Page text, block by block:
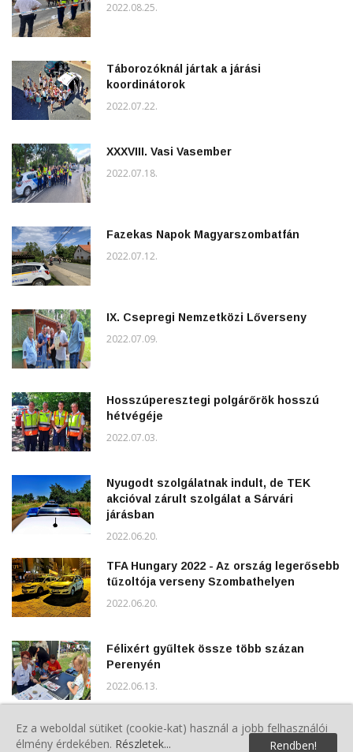
2022.08.25.
Táborozóknál jártak a járási
koordinátorok
2022.07.22.
XXXVIII. Vasi Vasember
2022.07.18.
Fazekas Napok Magyarszombatfán
2022.07.12.
IX. Csepregi Nemzetközi Lőverseny
2022.07.09.
Hosszúperesztegi polgárőrök hosszú
hétvégéje
2022.07.03.
Nyugodt szolgálatnak indult, de TEK
akcióval zárult szolgálat a Sárvári
járásban
2022.06.20.
TFA Hungary 2022 - Az ország legerősebb
tűzoltója verseny Szombathelyen
2022.06.20.
Félixért gyűltek össze több százan
Perenyén
2022.06.13.
Pünkösd hétfői rendezvények Rönökön
Ez a weboldal sütiket (cookie-kat) használ a jobb felhasználói
élmény érdekében. Részletek... Rendben!